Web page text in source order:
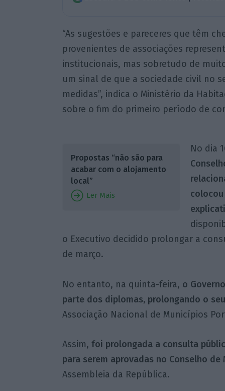
“As sugestões e pareceres que têm
provenientes de associações
institucionais, mas sobretudo de
um sinal de que a sociedade civil no
medidas”, indica o Ministério da
sobre o fim do primeiro período de
Propostas “não são para
acabar com o alojamento
local”
Ler Mais
No dia
colocou
o Executivo decidido prolongar a
de março.
No entanto, na quinta-feira, o
parte dos diplomas, prolongando o
Associação Nacional de Municípios
Assim, foi prolongada a consulta
para serem aprovadas no Conselho
Assembleia da República.